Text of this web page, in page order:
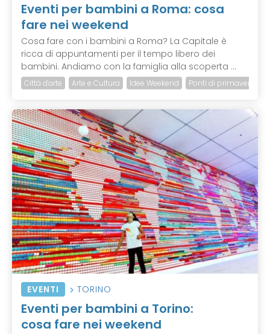
Eventi per bambini a Roma: cosa
fare nei weekend
Cosa fare con i bambini a Roma? La Capitale è
ricca di appuntamenti per il tempo libero dei
bambini. Andiamo con la famiglia alla scoperta ...
Città d'arte Arte e Cultura Idee Weekend Ponti di primavera
EVENTI TORINO
Eventi per bambini a Torino:
cosa fare nei weekend